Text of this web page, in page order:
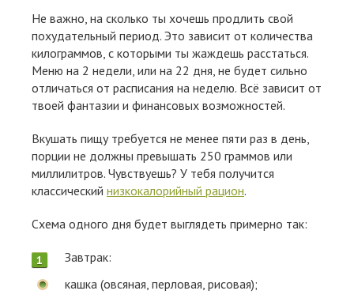
Не важно, на сколько ты хочешь продлить свой
похудательный период. Это зависит от количества
килограммов, с которыми ты жаждешь расстаться.
Меню на 2 недели, или на 22 дня, не будет сильно
отличаться от расписания на неделю. Всё зависит от
твоей фантазии и финансовых возможностей.
Вкушать пищу требуется не менее пяти раз в день,
порции не должны превышать 250 граммов или
миллилитров. Чувствуешь? У тебя получится
классический низкокалорийный рацион.
Схема одного дня будет выглядеть примерно так:
Завтрак:
кашка (овсяная, перловая, рисовая);